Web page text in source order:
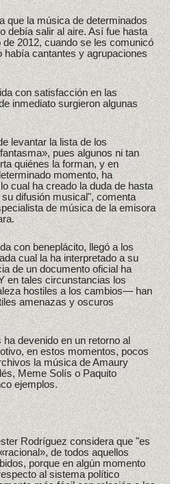
que la música de determinados
debía salir al aire. Así fue hasta
2012, cuando se les comunicó
había cantantes y agrupaciones
con satisfacción en las
inmediato surgieron algunas
levantar la lista de los
pues algunos ni tan
quiénes la forman, y en
momento, ha
cual ha creado la duda de hasta
difusión musical", comenta
de música de la emisora
con beneplácito, llegó a los
cual la ha interpretado a su
de un documento oficial ha
en tales circunstancias los
hostiles a los cambios— han
amenazas y oscuros
devenido en un retorno al
en estos momentos, pocos
la música de Amaury
Meme Solís o Paquito
ejemplos.
Rodríguez considera que "es
de todos aquellos
porque en algún momento
al sistema político